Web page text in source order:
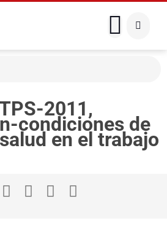
2011,
condiciones de
en el trabajo